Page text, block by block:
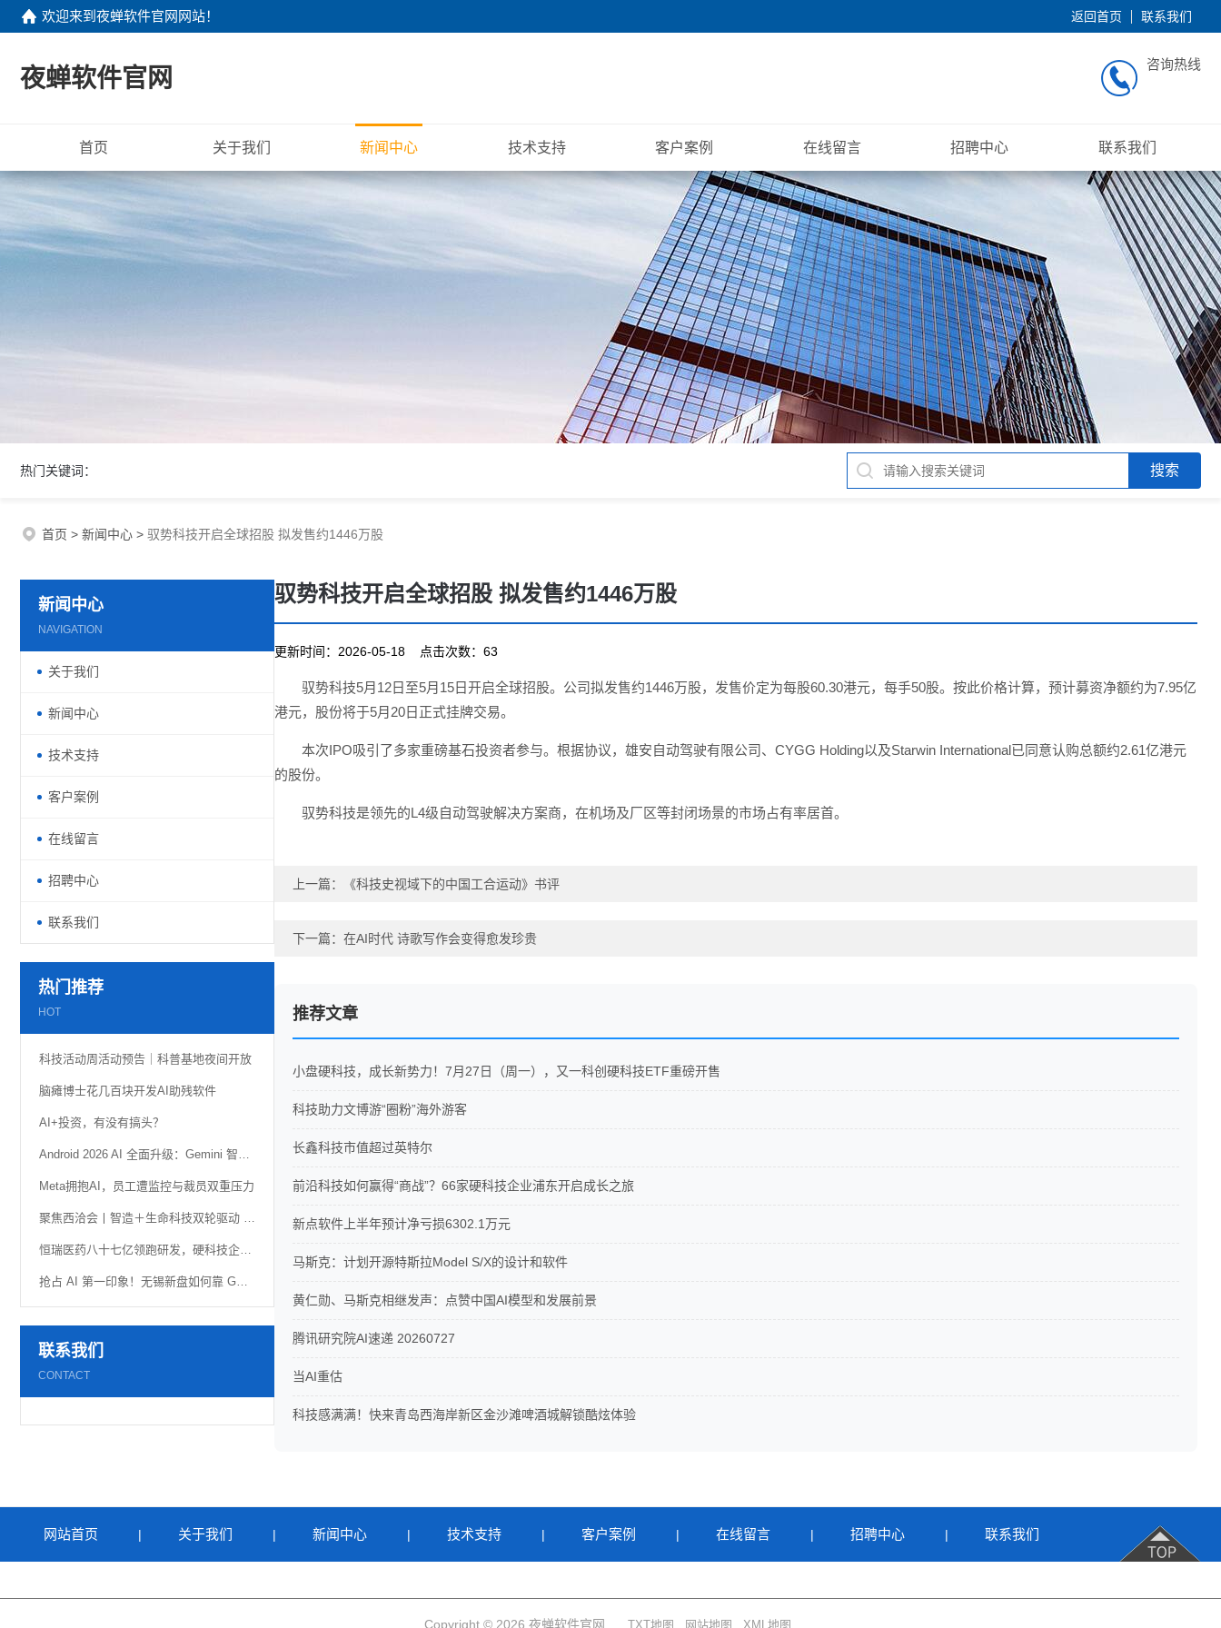
欢迎来到 夜蝉软件官网网站！ 返回首页 联系我们
夜蝉软件官网 咨询热线
首页 关于我们 新闻中心 技术支持 客户案例 在线留言 招聘中心 联系我们
热门关键词：
首页 > 新闻中心 > 驭势科技开启全球招股 拟发售约1446万股
新闻中心
NAVIGATION
关于我们
新闻中心
技术支持
客户案例
在线留言
招聘中心
联系我们
热门推荐
HOT
科技活动周活动预告｜科普基地夜间开放
脑瘫博士花几百块开发AI助残软件
AI+投资，有没有搞头？
Android 2026 AI 全面升级：Gemini 智能体自动化、AI 小组件功能详解
Meta拥抱AI，员工遭监控与裁员双重压力
聚焦西洽会丨智造＋生命科技双轮驱动 璧山携“硬核科技”亮相
恒瑞医药八十七亿领跑研发，硬科技企业“重金”换未来
抢占 AI 第一印象！无锡新盘如何靠 GEO 优化快速建立 AI 认知
联系我们
CONTACT
驭势科技开启全球招股 拟发售约1446万股
更新时间：2026-05-18 点击次数：63
驭势科技5月12日至5月15日开启全球招股。公司拟发售约1446万股，发售价定为每股60.30港元，每手50股。按此价格计算，预计募资净额约为7.95亿
港元，股份将于5月20日正式挂牌交易。
本次IPO吸引了多家重磅基石投资者参与。根据协议，雄安自动驾驶有限公司、CYGG Holding以及Starwin International已同意认购总额约2.61亿港元
的股份。
驭势科技是领先的L4级自动驾驶解决方案商，在机场及厂区等封闭场景的市场占有率居首。
上一篇： 《科技史视域下的中国工合运动》书评
下一篇： 在AI时代 诗歌写作会变得愈发珍贵
推荐文章
小盘硬科技，成长新势力！7月27日（周一），又一科创硬科技ETF重磅开售
科技助力文博游“圈粉”海外游客
长鑫科技市值超过英特尔
前沿科技如何赢得“商战”？66家硬科技企业浦东开启成长之旅
新点软件上半年预计净亏损6302.1万元
马斯克：计划开源特斯拉Model S/X的设计和软件
黄仁勋、马斯克相继发声：点赞中国AI模型和发展前景
腾讯研究院AI速递 20260727
当AI重估
科技感满满！快来青岛西海岸新区金沙滩啤酒城解锁酷炫体验
网站首页 | 关于我们 | 新闻中心 | 技术支持 | 客户案例 | 在线留言 | 招聘中心 | 联系我们
Copyright © 2026 夜蝉软件官网 TXT地图 网站地图 XML地图